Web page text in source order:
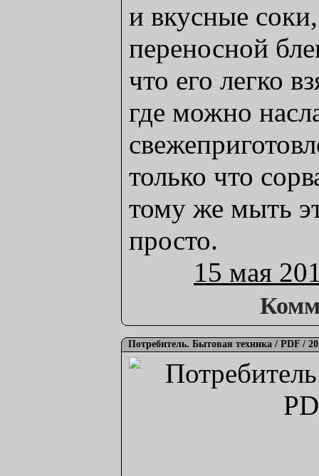
и вкусные
переносной
что его легко
где можно
только что
тому же мыть
просто.
15 мая
Потребитель. Бытовая техника / PDF /